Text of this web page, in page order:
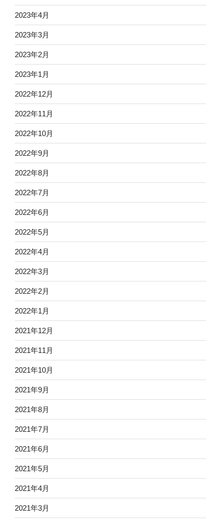
2023年4月
2023年3月
2023年2月
2023年1月
2022年12月
2022年11月
2022年10月
2022年9月
2022年8月
2022年7月
2022年6月
2022年5月
2022年4月
2022年3月
2022年2月
2022年1月
2021年12月
2021年11月
2021年10月
2021年9月
2021年8月
2021年7月
2021年6月
2021年5月
2021年4月
2021年3月